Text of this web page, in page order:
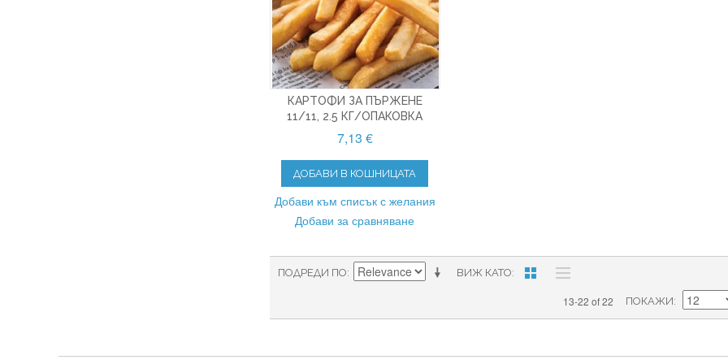
КАРТОФИ ЗА ПЪРЖЕНЕ
11/11, 2.5 КГ/ОПАКОВКА
7,13 €
ДОБАВИ В КОШНИЦАТА
Добави към списък с желания
Добави за сравняване
ВИЖ КАТО
ПОДРЕДИ ПО
13-22 of 22 ПОКАЖИ